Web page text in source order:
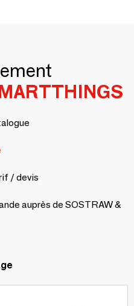
/ devis
auprès de SOSTRAW &